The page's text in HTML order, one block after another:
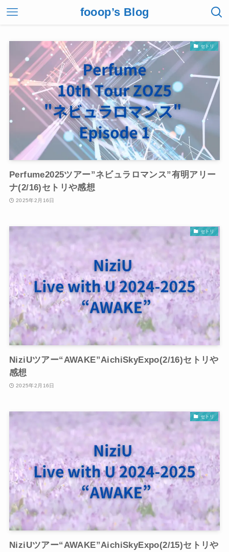
fooop’s Blog
セトリ
Perfume2025ツアー”ネビュラロマンス”有明アリー
ナ(2/16)セトリや感想
2025年2月16日
セトリ
NiziUツアー“AWAKE”AichiSkyExpo(2/16)セトリや
感想
2025年2月16日
セトリ
NiziUツアー“AWAKE”AichiSkyExpo(2/15)セトリや